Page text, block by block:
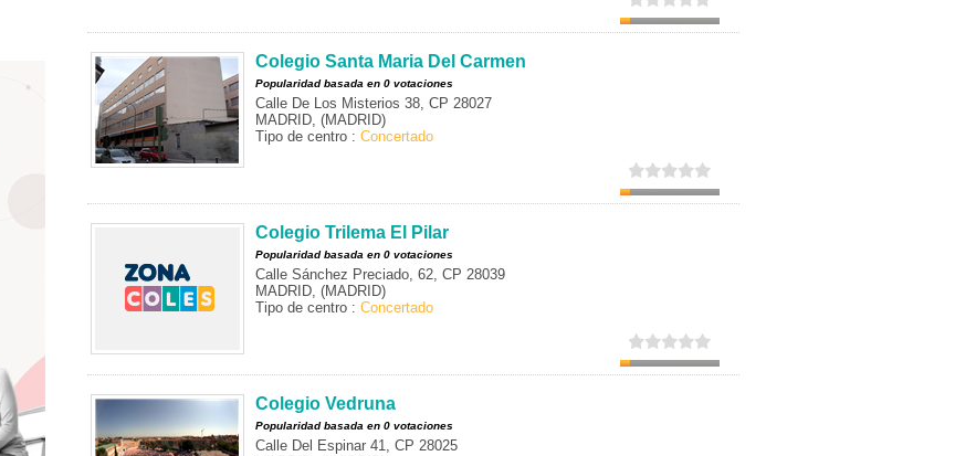
Colegio Santa Maria Del Carmen
Popularidad basada en 0 votaciones
Calle De Los Misterios 38, CP 28027
MADRID, (MADRID)
Tipo de centro : Concertado
Colegio Trilema El Pilar
Popularidad basada en 0 votaciones
Calle Sánchez Preciado, 62, CP 28039
MADRID, (MADRID)
Tipo de centro : Concertado
Colegio Vedruna
Popularidad basada en 0 votaciones
Calle Del Espinar 41, CP 28025